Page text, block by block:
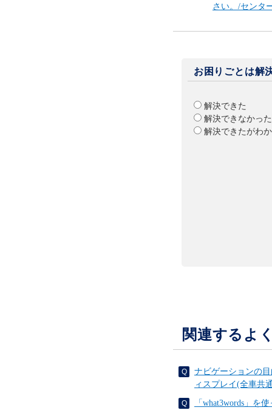
さい。/センタ
お困りごとは解
解決できた
解決できなかった
解決できたがわ
関連するよ
ナビゲーションの
ィスプレイ(全車共
「what3words」を